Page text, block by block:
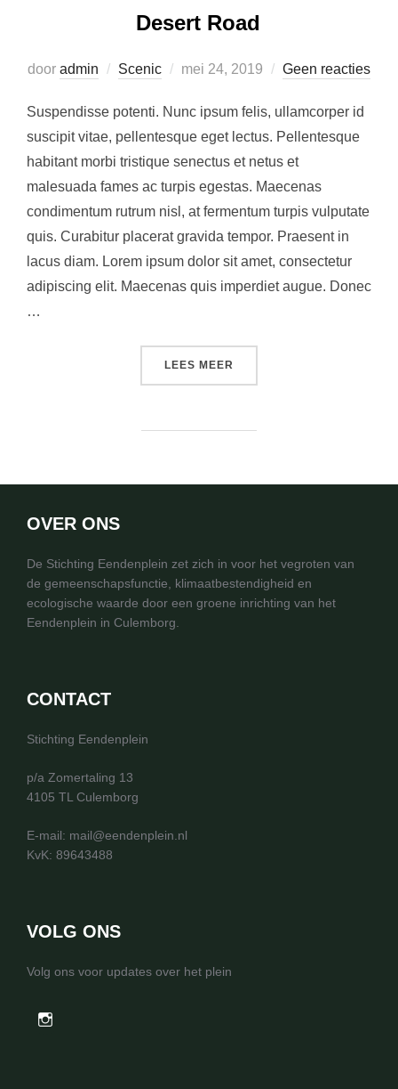
Desert Road
door admin Scenic
Geplaatst
mei 24, 2019 Geen reacties
Suspendisse potenti. Nunc ipsum felis, ullamcorper id
suscipit vitae, pellentesque eget lectus. Pellentesque
habitant morbi tristique senectus et netus et
malesuada fames ac turpis egestas. Maecenas
condimentum rutrum nisl, at fermentum turpis vulputate
quis. Curabitur placerat gravida tempor. Praesent in
lacus diam. Lorem ipsum dolor sit amet, consectetur
adipiscing elit. Maecenas quis imperdiet augue. Donec
…
LEES MEER
OVER ONS
De Stichting Eendenplein zet zich in voor het vegroten van
de gemeenschapsfunctie, klimaatbestendigheid en
ecologische waarde door een groene inrichting van het
Eendenplein in Culemborg.
CONTACT
Stichting Eendenplein
p/a Zomertaling 13
4105 TL Culemborg
E-mail: mail@eendenplein.nl
KvK: 89643488
VOLG ONS
Volg ons voor updates over het plein
instagram